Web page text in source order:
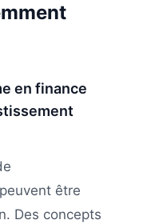
en finance
être
Des concepts